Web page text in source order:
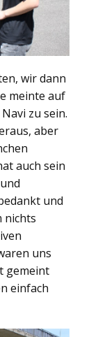
wir dann
meinte auf
zu sein.
aber
auch sein
und
nichts
uns
gemeint
einfach